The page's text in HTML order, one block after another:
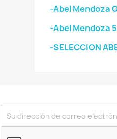
-Abel Mendoza
-Abel Mendoza
-SELECCION